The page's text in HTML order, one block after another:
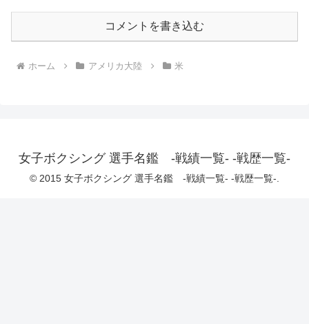
コメントを書き込む
ホーム アメリカ大陸 米
女子ボクシング 選手名鑑 -戦績一覧- -戦歴一覧-
© 2015 女子ボクシング 選手名鑑 -戦績一覧- -戦歴一覧-.